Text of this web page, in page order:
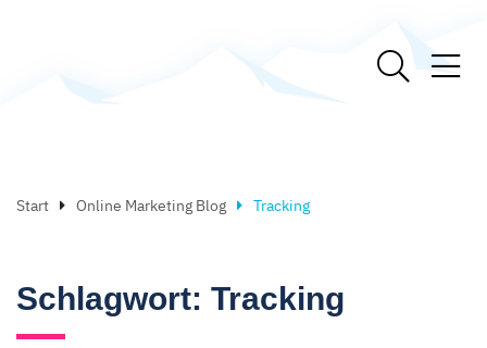
Start Online Marketing Blog Tracking
Schlagwort: Tracking